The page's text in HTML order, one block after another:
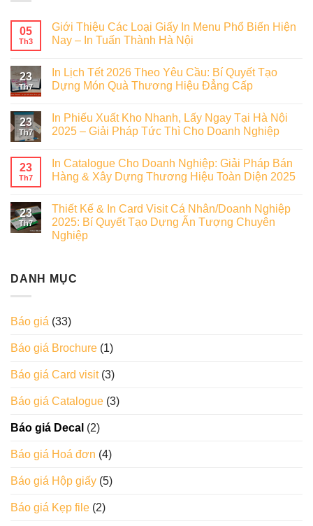
05
Th3
Giới Thiệu Các Loại Giấy In Menu Phổ Biến Hiện
Nay – In Tuấn Thành Hà Nội
23
Th7
In Lịch Tết 2026 Theo Yêu Cầu: Bí Quyết Tạo
Dựng Món Quà Thương Hiệu Đẳng Cấp
23
Th7
In Phiếu Xuất Kho Nhanh, Lấy Ngay Tại Hà Nội
2025 – Giải Pháp Tức Thì Cho Doanh Nghiệp
23
Th7
In Catalogue Cho Doanh Nghiệp: Giải Pháp Bán
Hàng & Xây Dựng Thương Hiệu Toàn Diện 2025
23
Th7
Thiết Kế & In Card Visit Cá Nhân/Doanh Nghiệp
2025: Bí Quyết Tạo Dựng Ấn Tượng Chuyên
Nghiệp
DANH MỤC
Báo giá (33)
Báo giá Brochure (1)
Báo giá Card visit(3)
Báo giá Catalogue (3)
Báo giá Decal (2)
Báo giá Hoá đơn (4)
Báo giá Hộp giấy (5)
Báo giá Kẹp file (2)